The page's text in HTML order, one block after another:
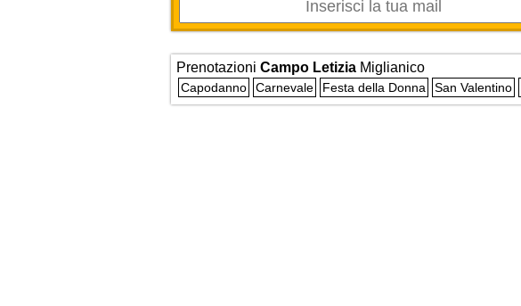
Prenotazioni Campo Letizia Miglianico
Capodanno Carnevale Festa della Donna San Valentino